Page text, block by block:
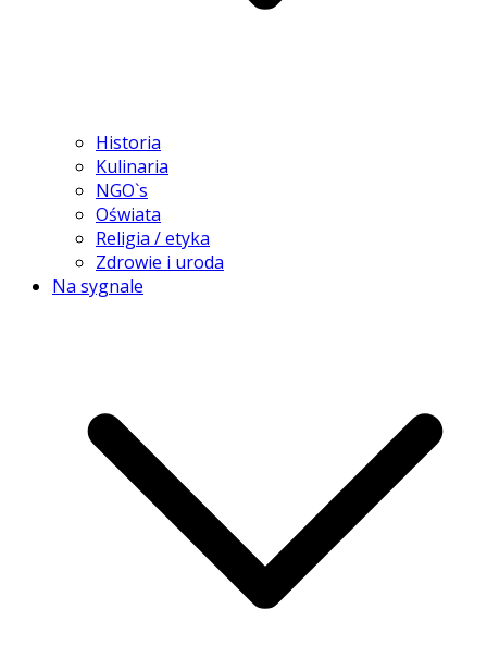
Historia
Kulinaria
NGO`s
Oświata
Religia / etyka
Zdrowie i uroda
Na sygnale